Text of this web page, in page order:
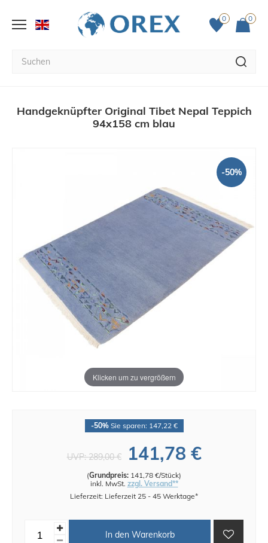
0 0
Handgeknüpfter Original Tibet Nepal Teppich
94x158 cm blau
Klicken um zu vergrößern
-50%
-50%Sie sparen: 147,22 €
UVP:289,00 € 141,78 €
(Grundpreis: 141,78 €/Stück)
inkl. MwSt. zzgl. Versand**
Lieferzeit: Lieferzeit 25 - 45 Werktage*
In den Warenkorb